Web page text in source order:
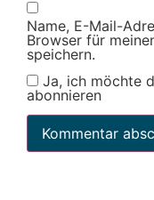
Name, E-Mail-
Browser für
speichern.
Ja, ich möchte
abonnieren